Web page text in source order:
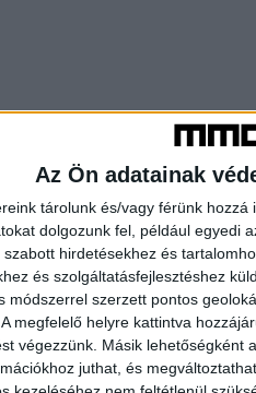
Az Ön adatainak
tárolunk és/vagy férünk
dolgozunk fel, például egyedi
hirdetésekhez és
és szolgáltatásfejlesztéshez
módszerrel szerzett pontos
megfelelő helyre kattintva
végezzünk. Másik lehetőségként
juthat, és